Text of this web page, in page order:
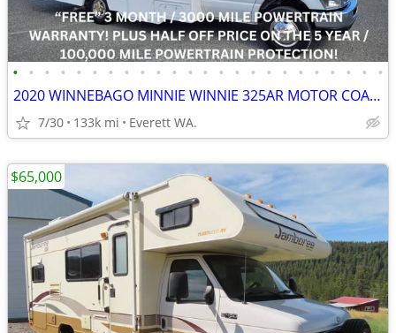
• • • • • • • • • • • • • • • • • • • • • • • •
2020 WINNEBAGO MINNIE WINNIE 325AR MOTOR COACH
7/30 133k mi Everett WA.
$65,000